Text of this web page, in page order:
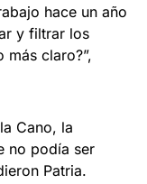
hace un año
y filtrar los
claro?”,
Cano, la
no podía ser
Patria.